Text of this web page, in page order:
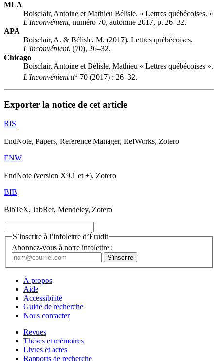
MLA
Boisclair, Antoine et Mathieu Bélisle. « Lettres québécoises. »
L'Inconvénient, numéro 70, automne 2017, p. 26–32.
APA
Boisclair, A. & Bélisle, M. (2017). Lettres québécoises.
L'Inconvénient, (70), 26–32.
Chicago
Boisclair, Antoine et Bélisle, Mathieu « Lettres québécoises ».
L'Inconvénientno 70 (2017) : 26–32.
Exporter la notice de cet article
RIS
EndNote, Papers, Reference Manager, RefWorks, Zotero
ENW
EndNote (version X9.1 et +), Zotero
BIB
BibTeX, JabRef, Mendeley, Zotero
S’inscrire à l’infolettre d’Érudit
Abonnez-vous à notre infolettre :
À propos
Aide
Accessibilité
Guide de recherche
Nous contacter
Revues
Thèses et mémoires
Livres et actes
Rapports de recherche